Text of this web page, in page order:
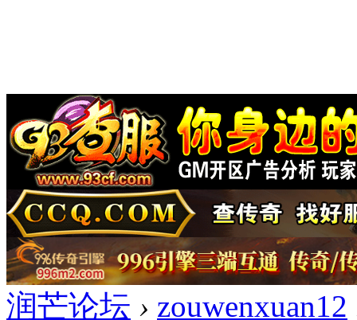
润芒论坛 › zouwenxuan12